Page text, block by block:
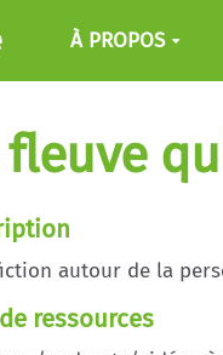
À PROPOS
fleuve
autour de la
ressources